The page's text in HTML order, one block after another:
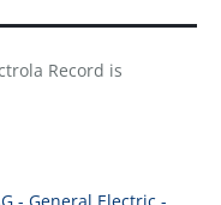
Record is